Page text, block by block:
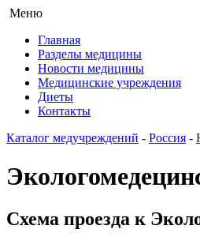
Меню
Главная
Разделы медицины
Новости медицины
Медицинские учреждения
Диеты
Контакты
Каталог медучреждений - Россия -
Схема проезда к